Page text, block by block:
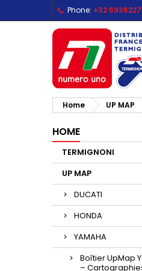
Phone: +32
Home UP MAP
HOME
TERMIGNONI
UP MAP
DUCATI
HONDA
YAMAHA
Boîtier UpMap
–